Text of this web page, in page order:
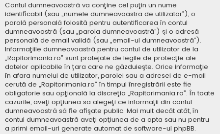
Contul dumneavoastră va conţine cel puţin un nume
identificabil (sau „numele dumneavoastră de utilizator”), o
parolă personală folosită pentru autentificarea în contul
dumneavoastră (sau „parola dumneavoastră”) şi o adresă
personală de email validă (sau „email-ul dumneavoastră”).
Informaţiile dumneavoastră pentru contul de utilizator de la
„Rapitorimania.ro” sunt protejate de legile de protecţie ale
datelor aplicabile în ţara care ne găzduieşte. Orice informaţie
în afara numelui de utilizator, parolei sau a adresei de e-mail
cerută de „Rapitorimania.ro” în timpul înregistrării este fie
obligatorie sau opţională la discreţia „Rapitorimania.ro”. În toate
cazurile, aveţi opţiunea să alegeţi ce informaţii din contul
dumneavoastră să fie afişate public. Mai mult decât atât, în
contul dumneavoastră aveţi opţiunea de a opta sau nu pentru
a primi email-uri generate automat de software-ul phpBB.